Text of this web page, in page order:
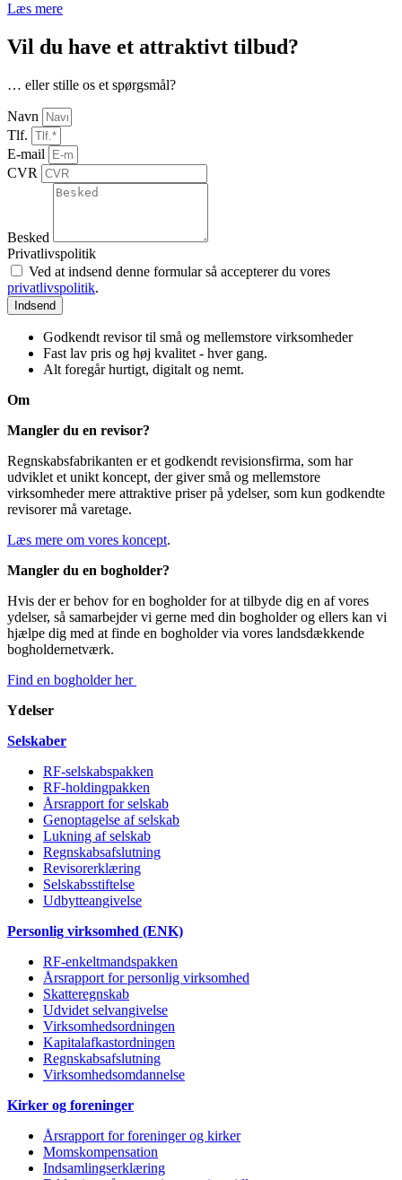
Læs mere
Vil du have et attraktivt tilbud?
… eller stille os et spørgsmål?
Navn
Tlf.
E-mail
CVR
Besked
Privatlivspolitik
Ved at indsend denne formular så accepterer du vores
privatlivspolitik.
Indsend
Godkendt revisor til små og mellemstore virksomheder
Fast lav pris og høj kvalitet - hver gang.
Alt foregår hurtigt, digitalt og nemt.
Om
Mangler du en revisor?
Regnskabsfabrikanten er et godkendt revisionsfirma, som har
udviklet et unikt koncept, der giver små og mellemstore
virksomheder mere attraktive priser på ydelser, som kun godkendte
revisorer må varetage.
Læs mere om vores koncept.
Mangler du en bogholder?
Hvis der er behov for en bogholder for at tilbyde dig en af vores
ydelser, så samarbejder vi gerne med din bogholder og ellers kan vi
hjælpe dig med at finde en bogholder via vores landsdækkende
bogholdernetværk.
Find en bogholder her
Ydelser
Selskaber
RF-selskabspakken
RF-holdingpakken
Årsrapport for selskab
Genoptagelse af selskab
Lukning af selskab
Regnskabsafslutning
Revisorerklæring
Selskabsstiftelse
Udbytteangivelse
Personlig virksomhed (ENK)
RF-enkeltmandspakken
Årsrapport for personlig virksomhed
Skatteregnskab
Udvidet selvangivelse
Virksomhedsordningen
Kapitalafkastordningen
Regnskabsafslutning
Virksomhedsomdannelse
Kirker og foreninger
Årsrapport for foreninger og kirker
Momskompensation
Indsamlingserklæring